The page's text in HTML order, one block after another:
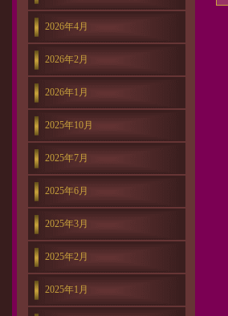
2026年4月
2026年2月
2026年1月
2025年10月
2025年7月
2025年6月
2025年3月
2025年2月
2025年1月